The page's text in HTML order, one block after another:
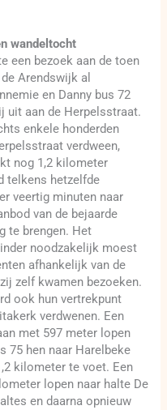
wandeltocht
een bezoek aan de toen
Arendswijk al
en Danny bus 72
uit aan de Herpelsstraat.
enkele honderden
verdween,
nog 1,2 kilometer
telkens hetzelfde
veertig minuten naar
van de bejaarde
te brengen. Het
noodzakelijk moest
afhankelijk van de
zelf kwamen bezoeken.
ook hun vertrekpunt
verdwenen. Een
met 597 meter lopen
75 hen naar Harelbeke
kilometer te voet. Een
lopen naar halte De
en daarna opnieuw